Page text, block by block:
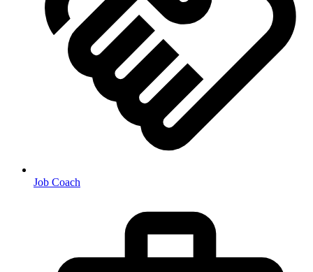
Job Coach